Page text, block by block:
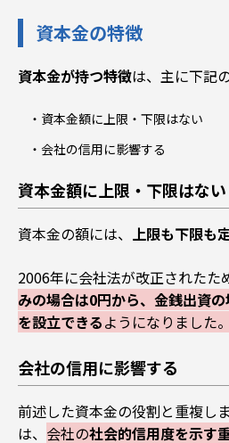
資本金の特徴
資本金が持つ特徴は、主に下記
資本金額に上限・下限はない
会社の信用に影響する
資本金額に上限・下限はない
資本金の額には、 上限も下限も
2006年に会社法が改正されたた
みの場合は0円から、金銭出資
を設立できるようになりました。
会社の信用に影響する
前述した資本金の役割と重複し
は、 会社の社会的信用度を示す